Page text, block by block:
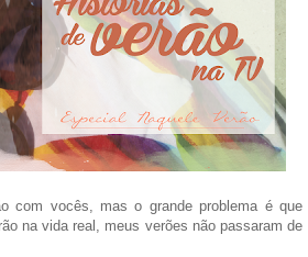
com vocês, mas o grande problema é que
na vida real, meus verões não passaram de